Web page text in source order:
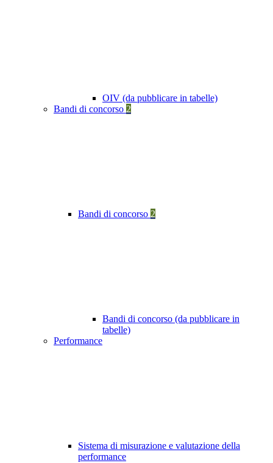
OIV (da pubblicare in tabelle)
Bandi di concorso 2
Bandi di concorso 2
Bandi di concorso (da pubblicare in
tabelle)
Performance
Sistema di misurazione e valutazione della
performance